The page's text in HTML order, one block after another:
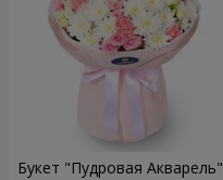
Букет "Пудровая Акварель"